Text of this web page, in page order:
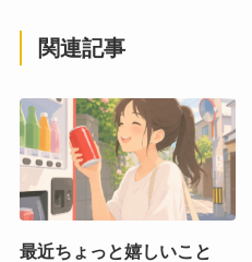
関連記事
最近ちょっと嬉しいこと